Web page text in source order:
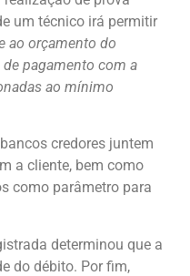
um técnico irá permitir
ao orçamento do
pagamento com a
ao mínimo
credores juntem
a cliente, bem como
como parâmetro para
determinou que a
do débito. Por fim,